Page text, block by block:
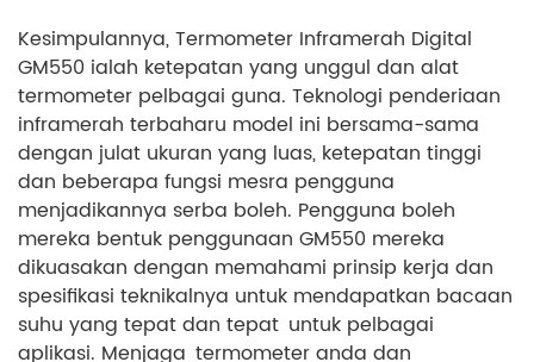
Kesimpulannya, Termometer Inframerah Digital
GM550 ialah ketepatan yang unggul dan alat
termometer pelbagai guna. Teknologi penderiaan
inframerah terbaharu model ini bersama-sama
dengan julat ukuran yang luas, ketepatan tinggi
dan beberapa fungsi mesra pengguna
menjadikannya serba boleh. Pengguna boleh
mereka bentuk penggunaan GM550 mereka
dikuasakan dengan memahami prinsip kerja dan
spesifikasi teknikalnya untuk mendapatkan bacaan
suhu yang tepat dan tepat untuk pelbagai
aplikasi. Menjaga termometer anda dan